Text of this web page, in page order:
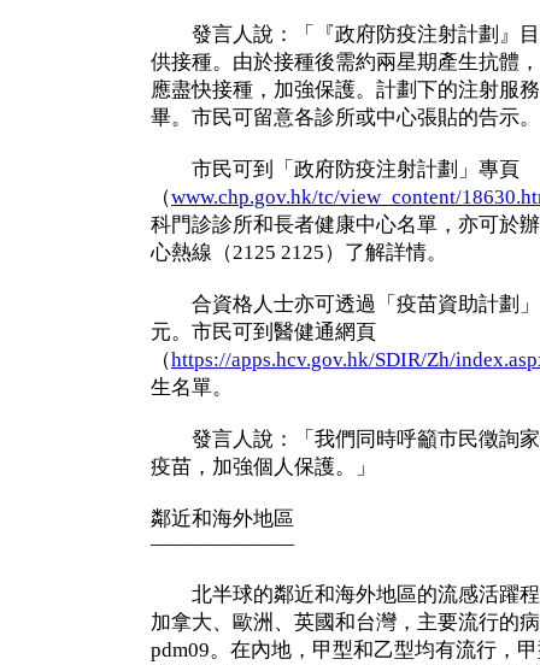
發言人說：「『政府防疫注射計劃』目
供接種。由於接種後需約兩星期產生抗體
應盡快接種，加強保護。計劃下的注射服
畢。市民可留意各診所或中心張貼的告示
市民可到「政府防疫注射計劃」專頁
（www.chp.gov.hk/tc/view_content/
科門診診所和長者健康中心名單，亦可於
心熱線（2125 2125）了解詳情。
合資格人士亦可透過「疫苗資助計劃」
元。市民可到醫健通網頁
（https://apps.hcv.gov.hk/SDIR/Zh/
生名單。
發言人說：「我們同時呼籲市民徵詢家
疫苗，加強個人保護。」
鄰近和海外地區
———————
北半球的鄰近和海外地區的流感活躍程
加拿大、歐洲、英國和台灣，主要流行的
pdm09。在內地，甲型和乙型均有流行，